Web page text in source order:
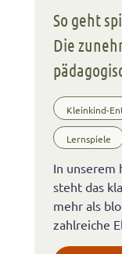
So geht
Die
Kleinkind-
Lernspiele
In unserem
steht das
mehr als
zahlreiche